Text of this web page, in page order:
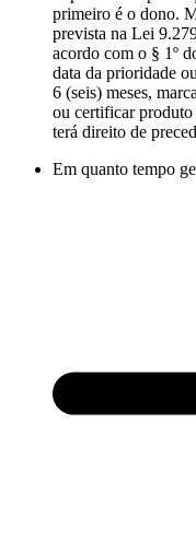
primeiro é o dono.
prevista na Lei
acordo com o § 1º
data da prioridade
6 (seis) meses,
ou certificar
terá direito de
Em quanto tempo